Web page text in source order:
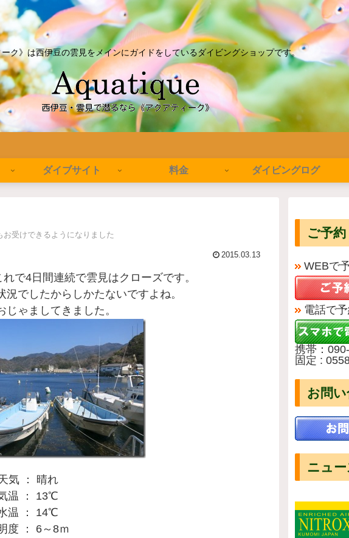
ク》は西伊豆の雲見をメインにガイドをしているダイビングショップです。
ダイブサイト 料金 ダイビングログ
受けできるようになりました
2015.03.13
で4日間連続で雲見はクローズです。
でしたからしかたないですよね。
じゃましてきました。
気 ： 晴れ
温 ： 13℃
温 ： 14℃
度 ： 6～8ｍ
ご予約
WEBで
電話で予
携帯：
固定 :
お問
ニュー